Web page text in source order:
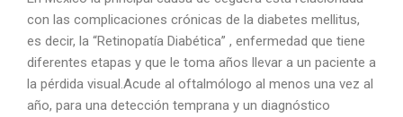
con las complicaciones crónicas de la diabetes mellitus,
es decir, la “Retinopatía Diabética” , enfermedad que tiene
diferentes etapas y que le toma años llevar a un paciente a
la pérdida visual.Acude al oftalmólogo al menos una vez al
año, para una detección temprana y un diagnóstico